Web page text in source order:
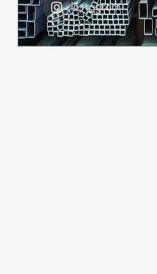
Instagram